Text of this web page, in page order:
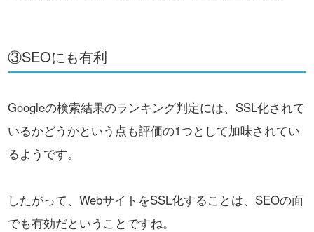
③SEOにも有利
Googleの検索結果のランキング判定には、 SSL化されて
いるかどうかという点も評価の1つとして加味されてい
るようです。
したがって、WebサイトをSSL化することは、SEOの面
でも有効だということですね。